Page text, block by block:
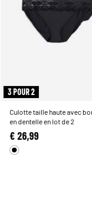
3 POUR 2
Culotte taille haute avec
en dentelle en lot de 2
€ 26,99